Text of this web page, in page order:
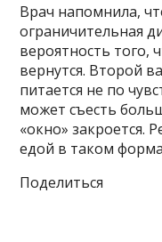
Врач напомнила,
ограничительная
вероятность того,
вернутся. Второй
питается не по
может съесть
«окно» закроется.
едой в таком
Поделиться